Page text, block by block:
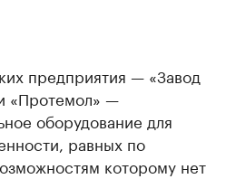
предприятия — «Завод
«Протемол» —
оборудование для
равных по
которому нет